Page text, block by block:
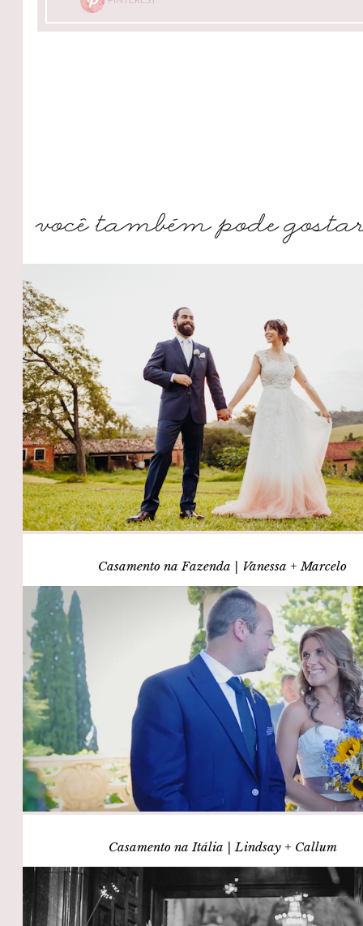
Casamento na Fazenda | Vanessa + Marcelo
Casamento na Itália | Lindsay + Callum